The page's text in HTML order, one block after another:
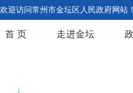
欢迎访问常州市金坛区人民政府网站！
首 页 走进金坛